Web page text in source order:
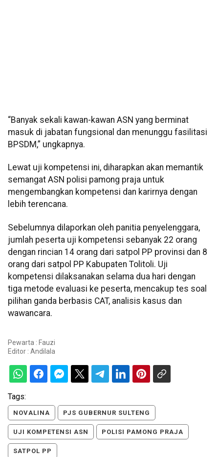
“Banyak sekali kawan-kawan ASN yang berminat
masuk di jabatan fungsional dan menunggu fasilitasi
BPSDM,” ungkapnya.
Lewat uji kompetensi ini, diharapkan akan memantik
semangat ASN polisi pamong praja untuk
mengembangkan kompetensi dan karirnya dengan
lebih terencana.
Sebelumnya dilaporkan oleh panitia penyelenggara,
jumlah peserta uji kompetensi sebanyak 22 orang
dengan rincian 14 orang dari satpol PP provinsi dan 8
orang dari satpol PP Kabupaten Tolitoli. Uji
kompetensi dilaksanakan selama dua hari dengan
tiga metode evaluasi ke peserta, mencakup tes soal
pilihan ganda berbasis CAT, analisis kasus dan
wawancara.
Pewarta : Fauzi
Editor : Andilala
Tags:
NOVALINA PJS GUBERNUR SULTENG
UJI KOMPETENSI ASN POLISI PAMONG PRAJA
SATPOL PP